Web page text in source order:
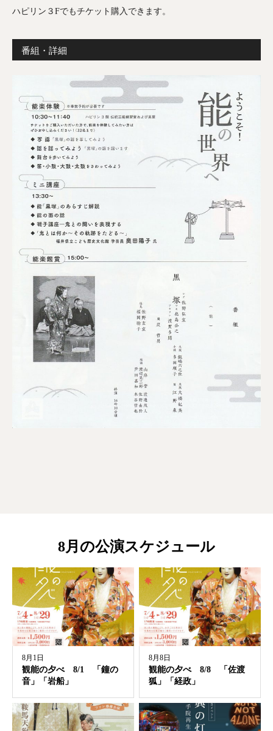
ハピリン３Fでもチケット購入できます。
番組・詳細
8月の公演スケジュール
8月1日
観能の夕べ 8/1 「鐘の
音」「岩船」
8月8日
観能の夕べ 8/8 「佐渡
狐」「経政」